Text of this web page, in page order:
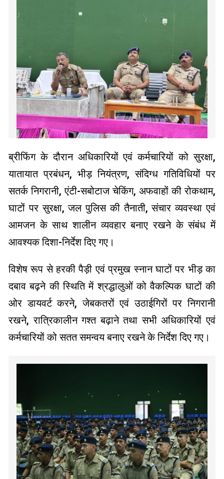
ब्रीफिंग के दौरान अधिकारियों एवं कर्मचारियों को सुरक्षा,
यातायात प्रबंधन, भीड़ नियंत्रण, संदिग्ध गतिविधियों पर
सतर्क निगरानी, एंटी-सबोटाज चेकिंग, अफवाहों की रोकथाम,
घाटों पर सुरक्षा, जल पुलिस की तैनाती, संचार व्यवस्था एवं
आमजन के साथ शालीन व्यवहार बनाए रखने के संबंध में
आवश्यक दिशा-निर्देश दिए गए।
विशेष रूप से हरकी पैड़ी एवं प्रमुख स्नान घाटों पर भीड़ का
दबाव बढ़ने की स्थिति में श्रद्धालुओं को वैकल्पिक घाटों की
ओर डायवर्ट करने, जेबकतरों एवं उठाईगिरों पर निगरानी
रखने, रात्रिकालीन गश्त बढ़ाने तथा सभी अधिकारियों एवं
कर्मचारियों को सतत समन्वय बनाए रखने के निर्देश दिए गए।